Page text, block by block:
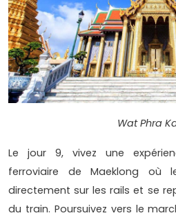
Wat Phra
Le jour 9, vivez une
ferroviaire de Maeklong où
directement sur les rails et se
du train. Poursuivez vers le